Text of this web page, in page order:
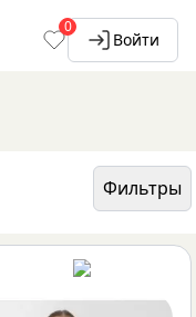
0
Войти
Фильтры